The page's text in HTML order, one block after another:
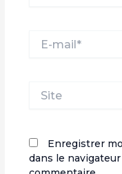
mail*
Enregistrer
dans le